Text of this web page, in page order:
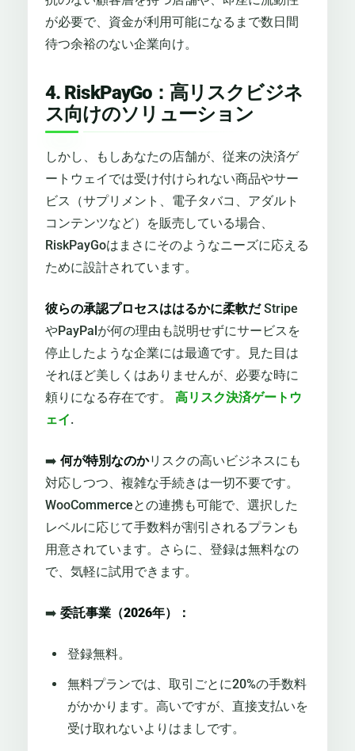
が必要で、資金が利用可能になるまで数日間
待つ余裕のない企業向け。
4. RiskPayGo：高リスクビジネ
ス向けのソリューション
しかし、もしあなたの店舗が、従来の決済ゲ
ートウェイでは受け付けられない商品やサー
ビス（サプリメント、電子タバコ、アダルト
コンテンツなど）を販売している場合、
RiskPayGoはまさにそのようなニーズに応える
ために設計されています。
彼らの承認プロセスははるかに柔軟だStripe
やPayPalが何の理由も説明せずにサービスを
停止したような企業には最適です。見た目は
それほど美しくはありませんが、必要な時に
頼りになる存在です。 高リスク決済ゲートウ
ェイ.
➡️ 何が特別なのかリスクの高いビジネスにも
対応しつつ、複雑な手続きは一切不要です。
WooCommerceとの連携も可能で、選択した
レベルに応じて手数料が割引されるプランも
用意されています。さらに、登録は無料なの
で、気軽に試用できます。
➡️ 委託事業（2026年）：
登録無料。
無料プランでは、取引ごとに20%の手数料
がかかります。高いですが、直接支払いを
受け取れないよりはましです。